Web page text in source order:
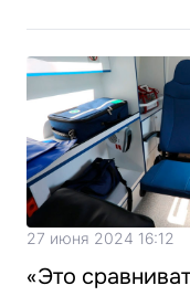
27 июня 2024 16:12
«Это